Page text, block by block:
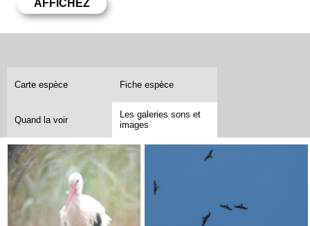
Carte espèce Fiche espèce
Quand la voir
Les galeries sons et
images